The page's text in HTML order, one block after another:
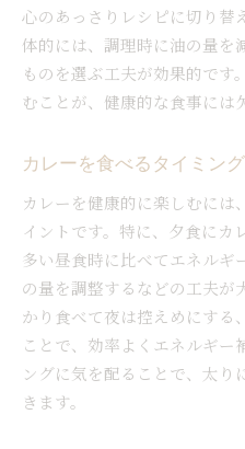
心のあっさりレシピに切り替
体的には、調理時に油の量を
ものを選ぶ工夫が効果的です
むことが、健康的な食事には
カレーを食べるタイミン
カレーを健康的に楽しむには
イントです。特に、夕食にカ
多い昼食時に比べてエネルギ
の量を調整するなどの工夫が
かり食べて夜は控えめにする
ことで、効率よくエネルギー
ングに気を配ることで、太
きます。